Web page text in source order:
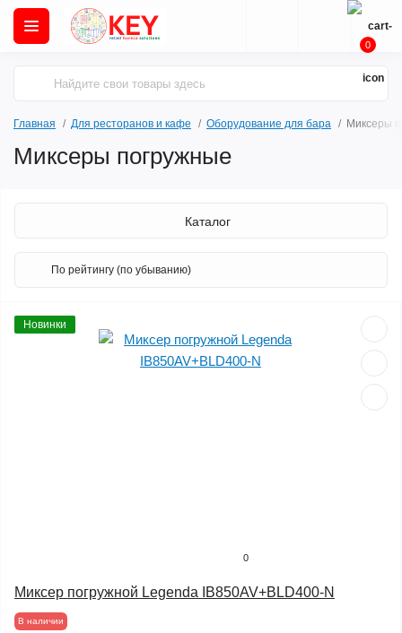
0
Главная Для ресторанов и кафе Оборудование для бара Миксеры
Миксеры погружные
Каталог
Новинки
0
Миксер погружной Legenda IB850AV+BLD400-N
В наличии